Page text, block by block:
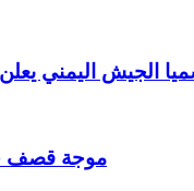
الجيش اليمني يعلن
موجة قصف